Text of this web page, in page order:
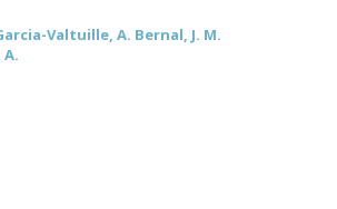
Valtuille, A. Bernal, J. M.